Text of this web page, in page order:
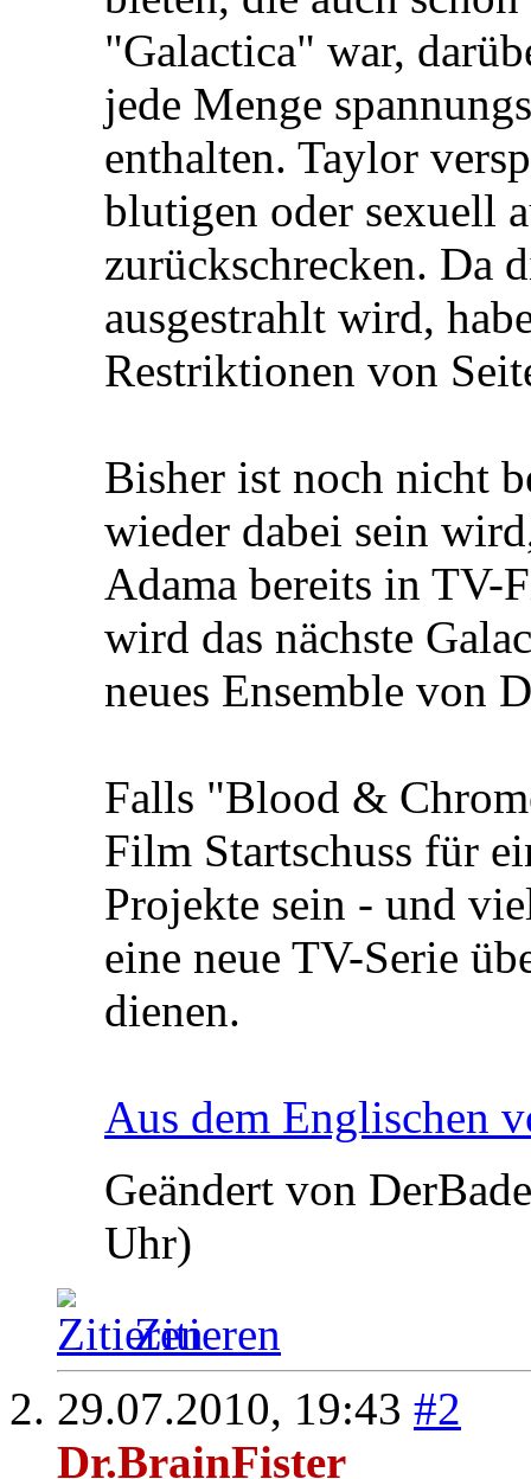
"Galactica" war,
jede Menge
enthalten. Taylor
blutigen oder sexuell
zurückschrecken. Da
ausgestrahlt wird,
Restriktionen von
Bisher ist noch nicht
wieder dabei sein
Adama bereits in TV-
wird das nächste
neues Ensemble von
Falls "Blood &
Film Startschuss für
Projekte sein - und
eine neue TV-Serie
dienen.
Aus dem Englischen
Geändert von
Uhr)
Zitieren
29.07.2010, 19:43 #2
Dr.BrainFister